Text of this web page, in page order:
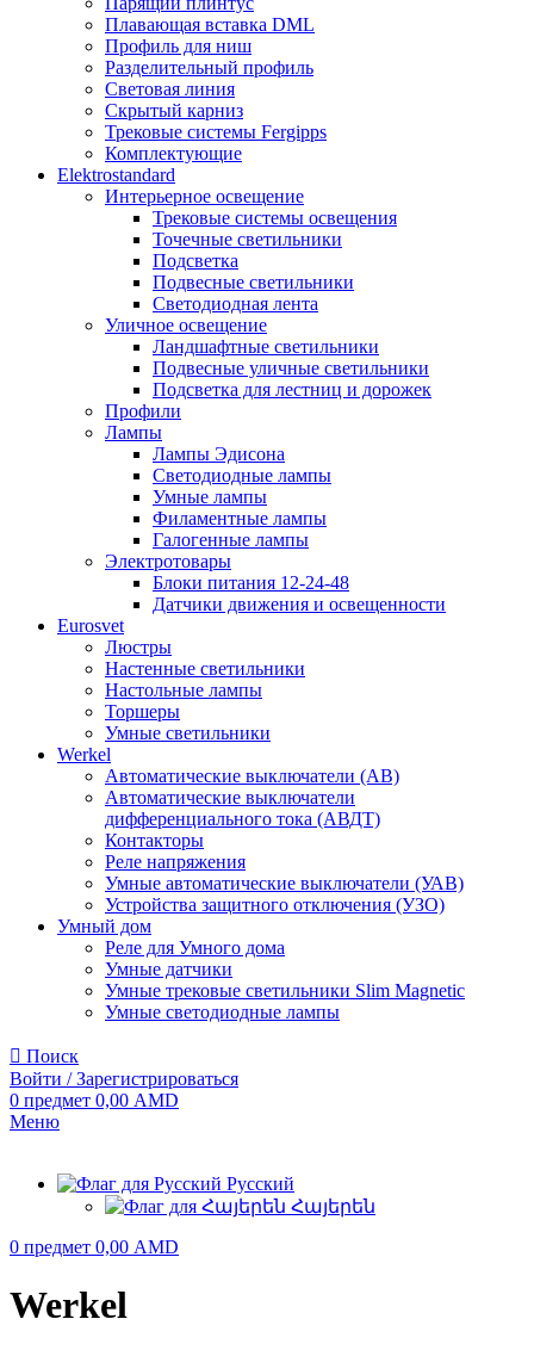
Плавающая вставка DML
Профиль для ниш
Разделительный профиль
Световая линия
Скрытый карниз
Трековые системы Fergipps
Комплектующие
Elektrostandard
Интерьерное освещение
Трековые системы освещения
Точечные светильники
Подсветка
Подвесные светильники
Светодиодная лента
Уличное освещение
Ландшафтные светильники
Подвесные уличные светильники
Подсветка для лестниц и дорожек
Профили
Лампы
Лампы Эдисона
Светодиодные лампы
Умные лампы
Филаментные лампы
Галогенные лампы
Электротовары
Блоки питания 12-24-48
Датчики движения и освещенности
Eurosvet
Люстры
Настенные светильники
Настольные лампы
Торшеры
Умные светильники
Werkel
Автоматические выключатели (АВ)
Автоматические выключатели
дифференциального тока (АВДТ)
Контакторы
Реле напряжения
Умные автоматические выключатели (УАВ)
Устройства защитного отключения (УЗО)
Умный дом
Реле для Умного дома
Умные датчики
Умные трековые светильники Slim Magnetic
Умные светодиодные лампы
Поиск
Войти / Зарегистрироваться
0 предмет 0,00 AMD
Меню
Русский
Հայերեն
0 предмет 0,00 AMD
Werkel